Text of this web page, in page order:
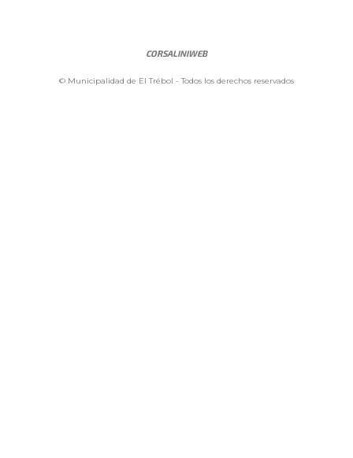
CORSALINIWEB
© Municipalidad de El Trébol - Todos los derechos reservados